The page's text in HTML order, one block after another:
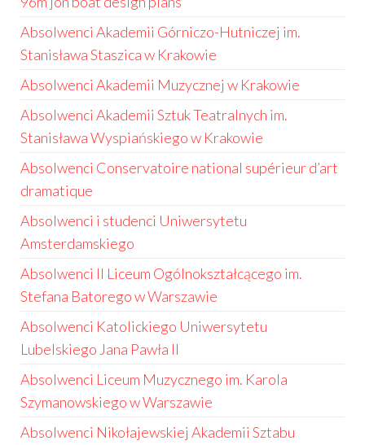
Absolwenci Akademii Górniczo-Hutniczej im.
Stanisława Staszica w Krakowie
Absolwenci Akademii Muzycznej w Krakowie
Absolwenci Akademii Sztuk Teatralnych im.
Stanisława Wyspiańskiego w Krakowie
Absolwenci Conservatoire national supérieur d’art
dramatique
Absolwenci i studenci Uniwersytetu
Amsterdamskiego
Absolwenci II Liceum Ogólnokształcącego im.
Stefana Batorego w Warszawie
Absolwenci Katolickiego Uniwersytetu
Lubelskiego Jana Pawła II
Absolwenci Liceum Muzycznego im. Karola
Szymanowskiego w Warszawie
Absolwenci Nikołajewskiej Akademii Sztabu